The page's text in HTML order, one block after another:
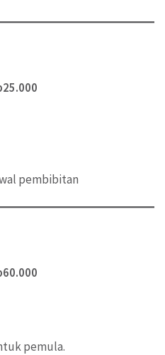
pembibitan
pemula.